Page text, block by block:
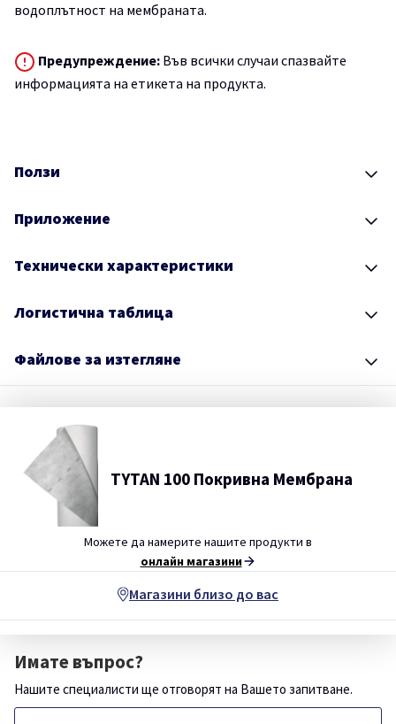
водоплътност на мембраната.
Предупреждение: Във всички случаи спазвайте
информацията на етикета на продукта.
Ползи
Приложение
Технически характеристики
Логистична таблица
Файлове за изтегляне
TYTAN 100 Покривна Мембрана
Можете да намерите нашите продукти в
онлайн магазини
Магазини близо до вас
Имате въпрос?
Нашите специалисти ще отговорят на Вашето запитване.